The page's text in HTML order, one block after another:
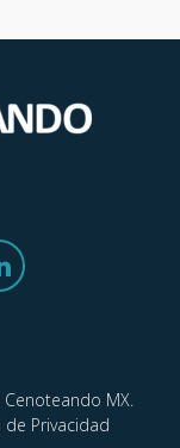
MX.
de Privacidad